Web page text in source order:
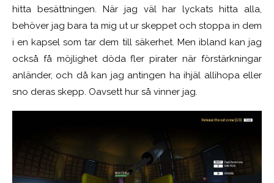
hitta besättningen. När jag väl har lyckats hitta alla,
behöver jag bara ta mig ut ur skeppet och stoppa in dem
i en kapsel som tar dem till säkerhet. Men ibland kan jag
också få möjlighet döda fler pirater när förstärkningar
anländer, och då kan jag antingen ha ihjäl allihopa eller
sno deras skepp. Oavsett hur så vinner jag.